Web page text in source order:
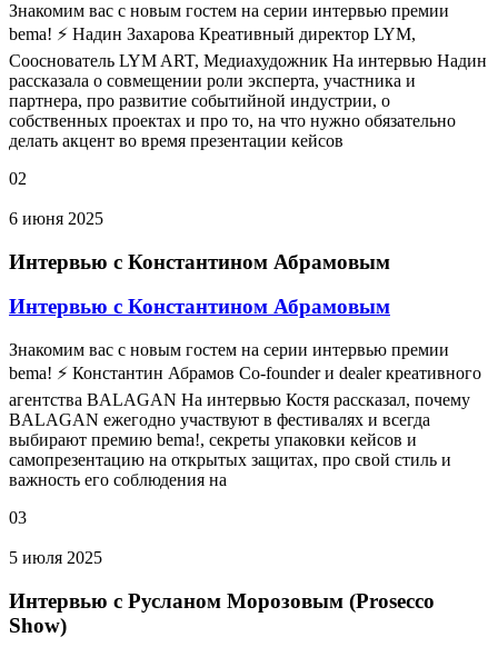
Знакомим вас с новым гостем на серии интервью премии
bema! ⚡ Надин Захарова Креативный директор LYM,
Сооснователь LYM ART, Медиахудожник На интервью Надин
рассказала о совмещении роли эксперта, участника и
партнера, про развитие событийной индустрии, о
собственных проектах и про то, на что нужно обязательно
делать акцент во время презентации кейсов
02
6 июня 2025
Интервью с Константином Абрамовым
Интервью с Константином Абрамовым
Знакомим вас с новым гостем на серии интервью премии
bema! ⚡ Константин Абрамов Co-founder и dealer креативного
агентства BALAGAN На интервью Костя рассказал, почему
BALAGAN ежегодно участвуют в фестивалях и всегда
выбирают премию bema!, секреты упаковки кейсов и
самопрезентацию на открытых защитах, про свой стиль и
важность его соблюдения на
03
5 июля 2025
Интервью с Русланом Морозовым (Prosecco
Show)